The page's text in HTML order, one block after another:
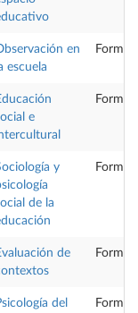
en
escuela
e
y
de la
de
del